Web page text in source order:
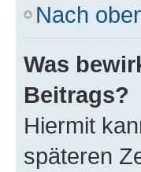
Nach
Was
Beitrags?
Hiermit
späteren